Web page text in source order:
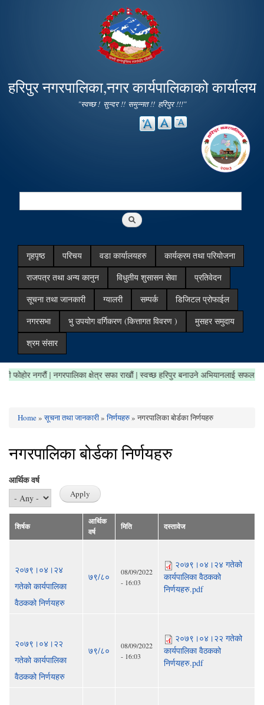
main
content
हरिपुर नगरपालिका,नगर कार्यपालिकाको कार्यालय
"स्वच्छ ! सुन्दर !! समुन्नत !! हरिपुर !!!"
Search
गृहपृष्ठ परिचय वडा कार्यालयहरु
कार्यक्रम तथा परियोजना
राजपत्र तथा अन्य कानुन
विधुतीय शुसासन सेवा
प्रतिवेदन
सूचना तथा जानकारी
ग्यालरी सम्पर्क
डिजिटल प्रोफाईल
नगरसभा
भु उपयोग वर्गिकरण (कित्तागत विवरण )
मुसहर समुदाय
श्रम संसार
जथाभाबी फोहोर नगरौं | नगरपालिका क्षेत्र सफा राखौं | स्वच्छ हरिपुर बनाउने अभियानलाई
You are here
Home»सूचना तथा जानकारी»निर्णयहरु» नगरपालिका बोर्डका निर्णयहरु
नगरपालिका बोर्डका निर्णयहरु
आर्थिक वर्ष
शिर्षक
आर्थिक
वर्ष
मिति दस्तावेज
२०७९।०४।२४
गतेको कार्यपालिका
वैठकको निर्णयहरु
७९/८०
08/09/2022
- 16:03
२०७९।०४।२४ गतेको
कार्यपालिका वैठकको
निर्णयहरु.pdf
२०७९।०४।२२
गतेको कार्यपालिका
वैठकको निर्णयहरु
७९/८०
08/09/2022
- 16:03
२०७९।०४।२२ गतेको
कार्यपालिका वैठकको
निर्णयहरु.pdf